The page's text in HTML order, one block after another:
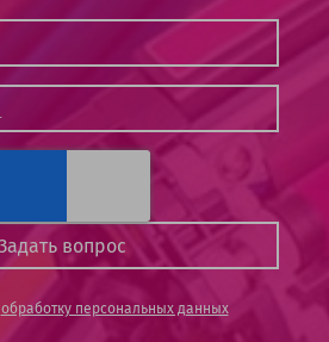
обработку персональных данных